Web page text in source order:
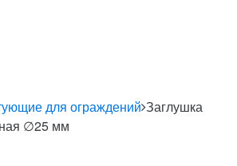
для ограждений Заглушка
∅25 мм